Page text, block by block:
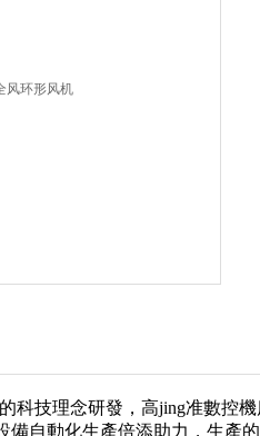
科技理念研發，高jing准數控
備自動化生產倍添助力，生產